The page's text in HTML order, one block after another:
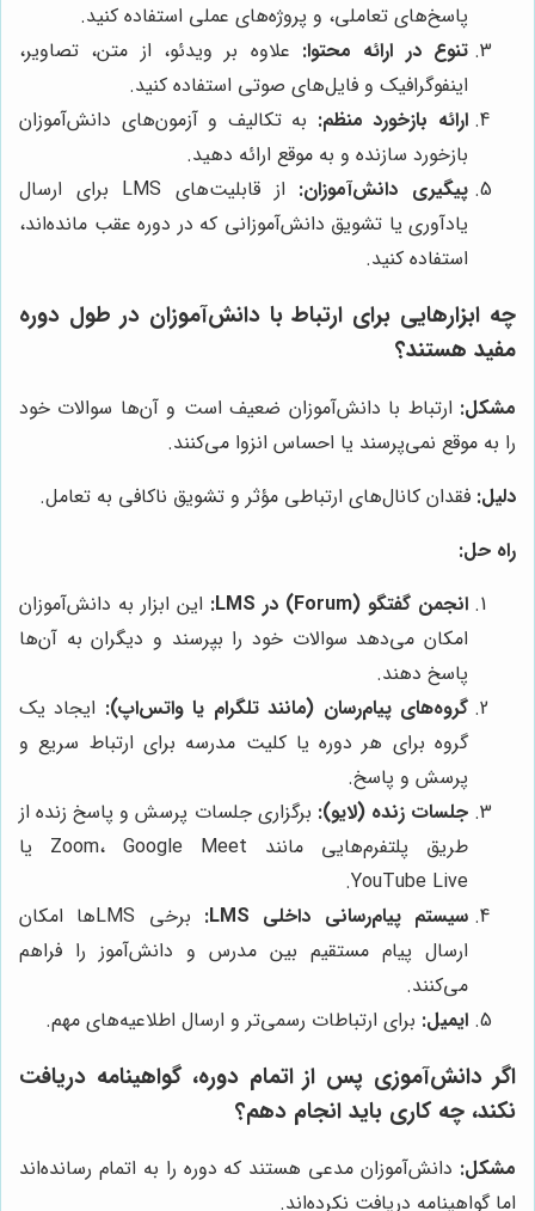
پاسخ‌های تعاملی، و پروژه‌های عملی استفاده کنید.
تنوع در ارائه محتوا: علاوه بر ویدئو، از متن، تصاویر،
اینفوگرافیک و فایل‌های صوتی استفاده کنید.
ارائه بازخورد منظم: به تکالیف و آزمون‌های دانش‌آموزان
بازخورد سازنده و به موقع ارائه دهید.
پیگیری دانش‌آموزان:
از قابلیت‌های LMS برای ارسال
یادآوری یا تشویق دانش‌آموزانی که در دوره عقب مانده‌اند،
استفاده کنید.
چه ابزارهایی برای ارتباط با دانش‌آموزان در طول دوره
مفید هستند؟
مشکل: ارتباط با دانش‌آموزان ضعیف است و آن‌ها سوالات خود
را به موقع نمی‌پرسند یا احساس انزوا می‌کنند.
دلیل: فقدان کانال‌های ارتباطی مؤثر و تشویق ناکافی به تعامل.
راه حل:
انجمن گفتگو (Forum) در LMS:
این ابزار به دانش‌آموزان
امکان می‌دهد سوالات خود را بپرسند و دیگران به آن‌ها
پاسخ دهند.
گروه‌های پیام‌رسان (مانند تلگرام یا واتس‌اپ): ایجاد یک
گروه برای هر دوره یا کلیت مدرسه برای ارتباط سریع و
پرسش و پاسخ.
جلسات زنده (لایو): برگزاری جلسات پرسش و پاسخ زنده از
طریق پلتفرم‌هایی مانند Zoom، Google Meet یا
YouTube Live.
سیستم پیام‌رسانی داخلی LMS:
برخی LMSها امکان
ارسال پیام مستقیم بین مدرس و دانش‌آموز را فراهم
می‌کنند.
ایمیل: برای ارتباطات رسمی‌تر و ارسال اطلاعیه‌های مهم.
اگر دانش‌آموزی پس از اتمام دوره، گواهینامه دریافت
نکند، چه کاری باید انجام دهم؟
مشکل: دانش‌آموزان مدعی هستند که دوره را به اتمام رسانده‌اند
اما گواهینامه دریافت نکرده‌اند.